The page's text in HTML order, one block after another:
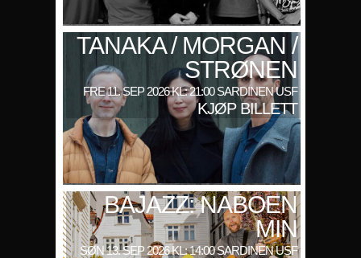
TANAKA / MORGAN /
STRØNEN
FRE 11. SEP 2026 KL: 21:00 SARDINEN USF
KJØP BILLETT
BAJAZZ: NABOEN
MIN
SØN 13. SEP 2026 KL: 14:00 SARDINEN USF